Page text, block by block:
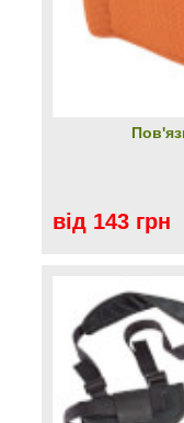
від 143 грн